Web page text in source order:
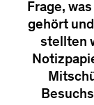
Frage,
gehört
stellten